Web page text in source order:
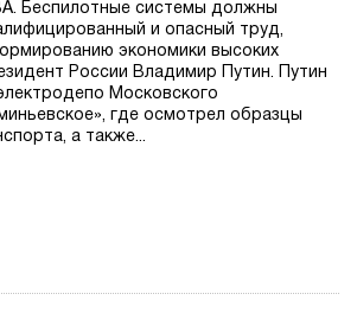
— Путин
Беспилотные системы должны
и опасный труд,
экономики высоких
России Владимир Путин. Путин
Московского
где осмотрел образцы
а также...